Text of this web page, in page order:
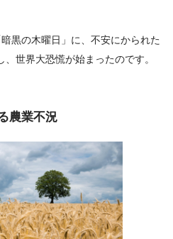
黒の木曜日」に、不安にかられた
世界大恐慌が始まったのです。
農業不況